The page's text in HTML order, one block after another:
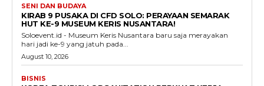
SENI DAN BUDAYA
KIRAB 9 PUSAKA DI CFD SOLO: PERAYAAN SEMARAK
HUT KE-9 MUSEUM KERIS NUSANTARA!
Soloevent.id - Museum Keris Nusantara baru saja merayakan
hari jadi ke-9 yang jatuh pada...
August 10, 2026
BISNIS